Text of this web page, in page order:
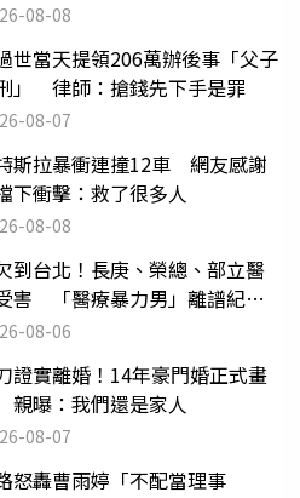
08-08
世當天提領206萬辦後事「父子
」 律師：搶錢先下手是罪
08-07
斯拉暴衝連撞12車 網友感謝
下衝擊：救了很多人
08-08
到台北！長庚、榮總、部立醫
害 「醫療暴力男」離譜紀錄
08-06
證實離婚！14年豪門婚正式畫
曝：我們還是家人
08-07
怒轟曹雨婷「不配當理事